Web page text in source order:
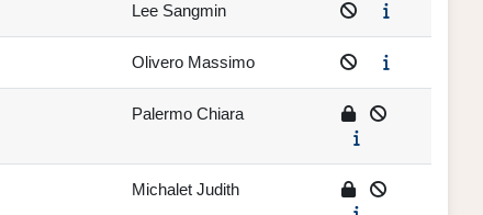
Lee Sangmin
Olivero Massimo
Palermo Chiara
Michalet Judith